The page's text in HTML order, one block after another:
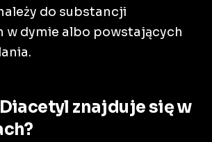
do substancji
w dymie albo powstających
znajduje się w